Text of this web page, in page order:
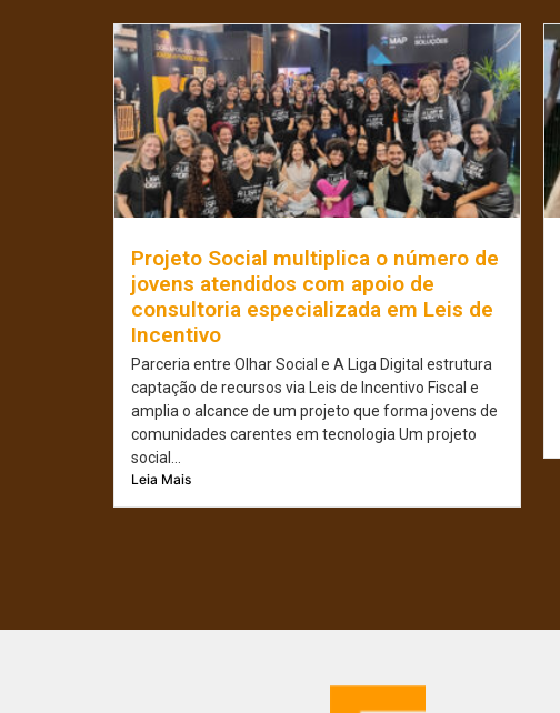
Projeto Social multiplica o número de
jovens atendidos com apoio de
consultoria especializada em Leis de
Incentivo
Parceria entre Olhar Social e A Liga Digital estrutura
captação de recursos via Leis de Incentivo Fiscal e
amplia o alcance de um projeto que forma jovens de
comunidades carentes em tecnologia Um projeto
social...
Leia Mais